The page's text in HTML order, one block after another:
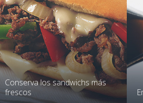
Conserva los sandwichs más
frescos